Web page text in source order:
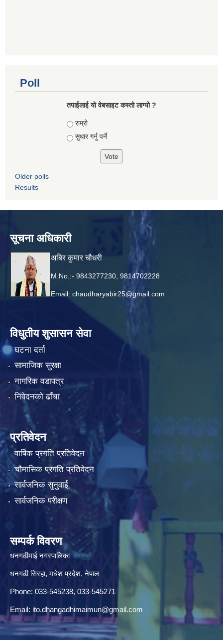
Poll
तपाई‌लाई यो वेबसाइट कस्तो लाग्यो ?
Choices
राम्रो
सुधार गर्नु पर्ने
Older polls
Results
सूचना अधिकारी
अबिर कुमार चौधरी
M.No.:- 9843277230, 9814702228
Email: chaudharyabir25@gmail.com
विधुतीय शुसासन सेवा
घटना दर्ता
सामाजिक सुरक्षा
नागरिक वडापत्र
निवेदनको ढाँचा
प्रतिवेदन
वार्षिक प्रगति प्रतिवेदन
चौमासिक प्रगति प्रतिवेदन
सार्वजनिक सुनुवाई
सार्वजनिक परीक्षण
सम्पर्क विवरण
धनगढीमाई नगरपालिका
धनगढी सिरहा, मधेश प्रदेश, नेपाल
Phone: 033-545238, 033-545271
Email: ito.dhangadhimaimun@gmail.com